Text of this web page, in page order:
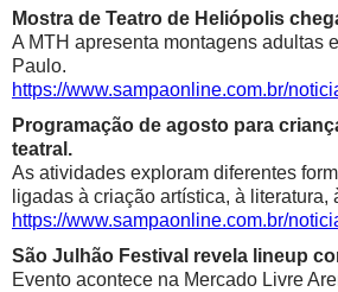
Mostra de Teatro de Heliópolis
A MTH apresenta montagens adultas
Paulo.
https://www.sampaonline.com.br/
Programação de agosto para
teatral.
As atividades exploram diferentes
ligadas à criação artística, à
https://www.sampaonline.com.br/
São Julhão Festival revela lineup
Evento acontece na Mercado Livre